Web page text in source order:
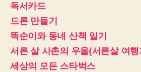
독서카드
드론 만들기
똑순이와 동네 산책 일기
서른 살 사촌의 우울(서른살 여행
세상의 모든 스타벅스